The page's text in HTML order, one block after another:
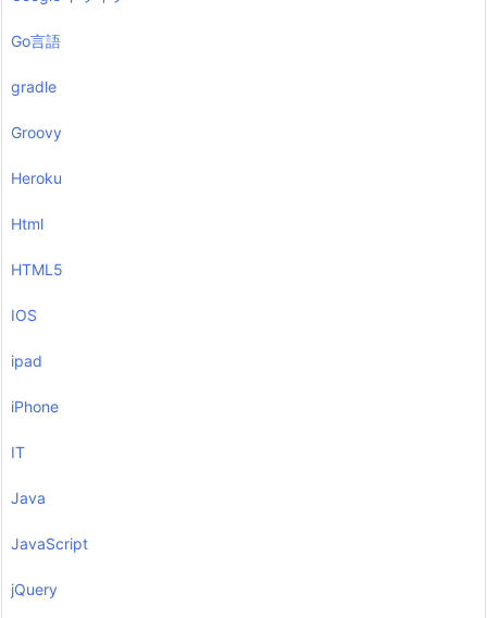
Go言語
gradle
Groovy
Heroku
Html
HTML5
IOS
ipad
iPhone
IT
Java
JavaScript
jQuery